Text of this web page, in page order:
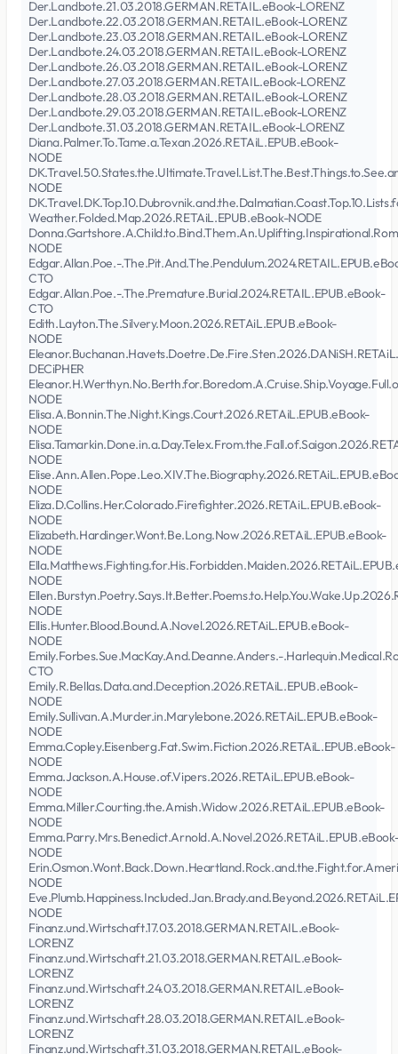
Der.Landbote.21.03.2018.GERMAN.RETAIL.eBook-LORENZ
Der.Landbote.22.03.2018.GERMAN.RETAIL.eBook-LORENZ
Der.Landbote.23.03.2018.GERMAN.RETAIL.eBook-LORENZ
Der.Landbote.24.03.2018.GERMAN.RETAIL.eBook-LORENZ
Der.Landbote.26.03.2018.GERMAN.RETAIL.eBook-LORENZ
Der.Landbote.27.03.2018.GERMAN.RETAIL.eBook-LORENZ
Der.Landbote.28.03.2018.GERMAN.RETAIL.eBook-LORENZ
Der.Landbote.29.03.2018.GERMAN.RETAIL.eBook-LORENZ
Der.Landbote.31.03.2018.GERMAN.RETAIL.eBook-LORENZ
Diana.Palmer.To.Tame.a.Texan.2026.RETAiL.EPUB.eBook-
NODE
NODE
Weather.Folded.Map.2026.RETAiL.EPUB.eBook-NODE
NODE
Edgar.Allan.Poe.-
CTO
Edgar.Allan.Poe.-.The.Premature.Burial.2024.RETAIL.EPUB.eBook-
CTO
Edith.Layton.The.Silvery.Moon.2026.RETAiL.EPUB.eBook-
NODE
DECiPHER
NODE
Elisa.A.Bonnin.The.Night.Kings.Court.2026.RETAiL.EPUB.eBook-
NODE
NODE
NODE
Eliza.D.Collins.Her.Colorado.Firefighter.2026.RETAiL.EPUB.eBook-
NODE
Elizabeth.Hardinger.Wont.Be.Long.Now.2026.RETAiL.EPUB.eBook-
NODE
NODE
NODE
Ellis.Hunter.Blood.Bound.A.Novel.2026.RETAiL.EPUB.eBook-
NODE
Emily.Forbes.Sue.MacKay.And.Deanne.Anders.-
CTO
Emily.R.Bellas.Data.and.Deception.2026.RETAiL.EPUB.eBook-
NODE
Emily.Sullivan.A.Murder.in.Marylebone.2026.RETAiL.EPUB.eBook-
NODE
Emma.Copley.Eisenberg.Fat.Swim.Fiction.2026.RETAiL.EPUB.eBook-
NODE
Emma.Jackson.A.House.of.Vipers.2026.RETAiL.EPUB.eBook-
NODE
Emma.Miller.Courting.the.Amish.Widow.2026.RETAiL.EPUB.eBook-
NODE
NODE
NODE
NODE
Finanz.und.Wirtschaft.17.03.2018.GERMAN.RETAIL.eBook-
LORENZ
Finanz.und.Wirtschaft.21.03.2018.GERMAN.RETAIL.eBook-
LORENZ
Finanz.und.Wirtschaft.24.03.2018.GERMAN.RETAIL.eBook-
LORENZ
Finanz.und.Wirtschaft.28.03.2018.GERMAN.RETAIL.eBook-
LORENZ
Finanz.und.Wirtschaft.31.03.2018.GERMAN.RETAIL.eBook-